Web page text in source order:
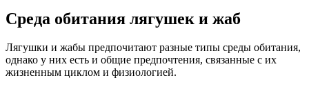
Среда обитания лягушек и жаб
Лягушки и жабы предпочитают разные типы среды обитания,
однако у них есть и общие предпочтения, связанные с их
жизненным циклом и физиологией.